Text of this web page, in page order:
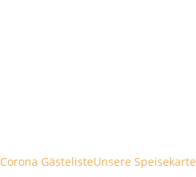
Corona GästelisteUnsere Speisekarte